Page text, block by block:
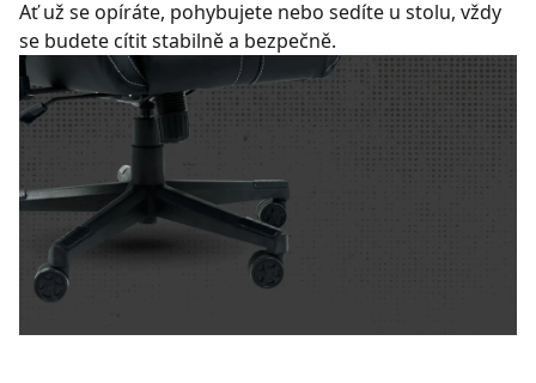
Ať už se opíráte, pohybujete nebo sedíte u stolu, vždy
se budete cítit stabilně a bezpečně.